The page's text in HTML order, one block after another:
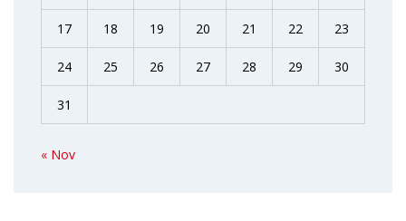
17 18 19 20 21 22 23
24 25 26 27 28 29 30
31
« Nov